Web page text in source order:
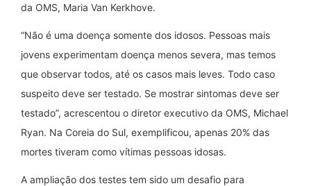
da OMS, Maria Van Kerkhove.
“Não é uma doença somente dos idosos. Pessoas mais
jovens experimentam doença menos severa, mas temos
que observar todos, até os casos mais leves. Todo caso
suspeito deve ser testado. Se mostrar sintomas deve ser
testado”, acrescentou o diretor executivo da OMS, Michael
Ryan. Na Coreia do Sul, exemplificou, apenas 20% das
mortes tiveram como vítimas pessoas idosas.
A ampliação dos testes tem sido um desafio para